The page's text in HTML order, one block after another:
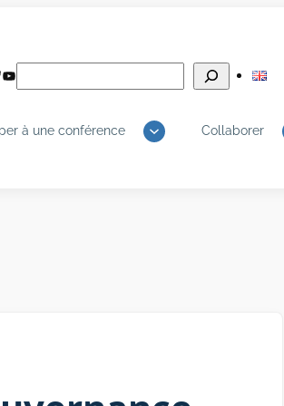
YouTube
à une conférence Collaborer